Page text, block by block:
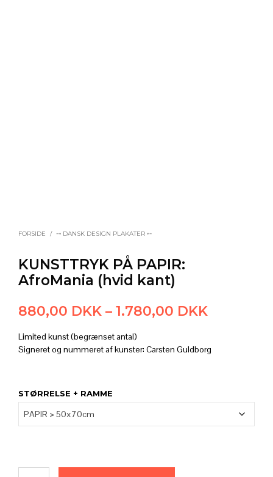
FORSIDE / ⤍ DANSK DESIGN PLAKATER ⤌
KUNSTTRYK PÅ PAPIR:
AfroMania (hvid kant)
880,00 DKK – 1.780,00 DKK
til
Limited kunst (begrænset antal)
Signeret og nummeret af kunster: Carsten Guldborg
STØRRELSE + RAMME